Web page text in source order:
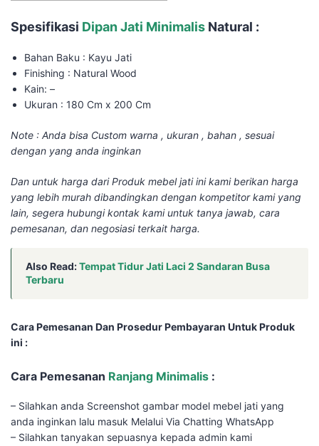
Spesifikasi Dipan Jati Minimalis Natural :
Bahan Baku : Kayu Jati
Finishing : Natural Wood
Kain: –
Ukuran : 180 Cm x 200 Cm
Note : Anda bisa Custom warna , ukuran , bahan , sesuai
dengan yang anda inginkan
Dan untuk harga dari Produk mebel jati ini kami berikan harga
yang lebih murah dibandingkan dengan kompetitor kami yang
lain, segera hubungi kontak kami untuk tanya jawab, cara
pemesanan, dan negosiasi terkait harga.
Also Read:Tempat Tidur Jati Laci 2 Sandaran Busa
Terbaru
Cara Pemesanan Dan Prosedur Pembayaran Untuk Produk
ini :
Cara Pemesanan Ranjang Minimalis :
– Silahkan anda Screenshot gambar model mebel jati yang
anda inginkan lalu masuk Melalui Via Chatting WhatsApp
– Silahkan tanyakan sepuasnya kepada admin kami